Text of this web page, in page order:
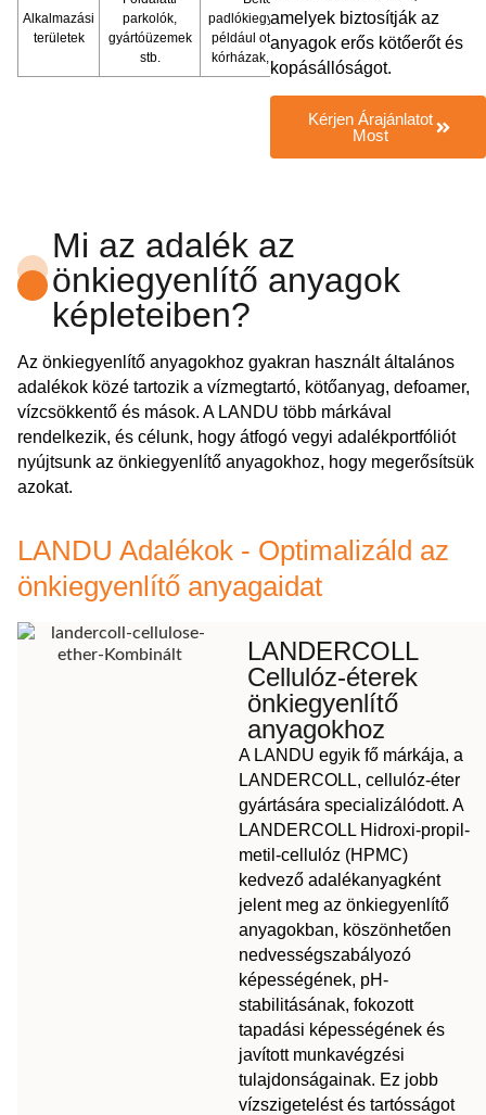
Alkalmazási
területek
parkolók,
gyártóüzemek
stb.
padlókiegyenlítés,
például otthonok,
kórházak, iskolák
amelyek biztosítják az
anyagok erős kötőerőt és
kopásállóságot.
Kérjen Árajánlatot
Most
Mi az adalék az
önkiegyenlítő anyagok
képleteiben?
Az önkiegyenlítő anyagokhoz gyakran használt általános
adalékok közé tartozik a vízmegtartó, kötőanyag, defoamer,
vízcsökkentő és mások. A LANDU több márkával
rendelkezik, és célunk, hogy átfogó vegyi adalékportfóliót
nyújtsunk az önkiegyenlítő anyagokhoz, hogy megerősítsük
azokat.
LANDU Adalékok - Optimalizáld az
önkiegyenlítő anyagaidat
LANDERCOLL
Cellulóz-éterek
önkiegyenlítő
anyagokhoz
A LANDU egyik fő márkája, a
LANDERCOLL, cellulóz-éter
gyártására specializálódott. A
LANDERCOLL Hidroxi-propil-
metil-cellulóz (HPMC)
kedvező adalékanyagként
jelent meg az önkiegyenlítő
anyagokban, köszönhetően
nedvességszabályozó
képességének, pH-
stabilitásának, fokozott
tapadási képességének és
javított munkavégzési
tulajdonságainak. Ez jobb
vízszigetelést és tartósságot